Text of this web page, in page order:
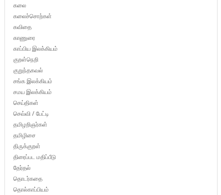
கலை
கலைச்சொற்கள்
கவிதை
காணுரை
காப்பிய இலக்கியம்
குறள்நெறி
குறுந்தகவல்
சங்க இலக்கியம்
சமய இலக்கியம்
செய்திகள்
செவ்வி / பேட்டி
தமிழறிஞர்கள்
தமிழிசை
திருக்குறள்
திரைப்பட மதிப்பீடு
தேர்தல்
தொடர்கதை
தொல்காப்பியம்